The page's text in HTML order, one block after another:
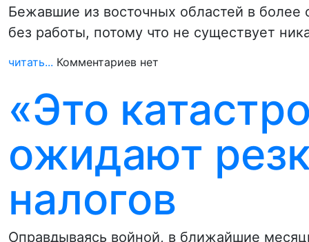
Бежавшие из восточных областей в
без работы, потому что не существует
читать... Комментариев нет
«Это
ожидают
налогов
Оправдываясь войной, в ближайшие